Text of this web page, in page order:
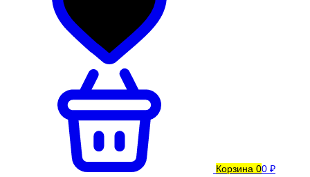
Корзина 00 ₽